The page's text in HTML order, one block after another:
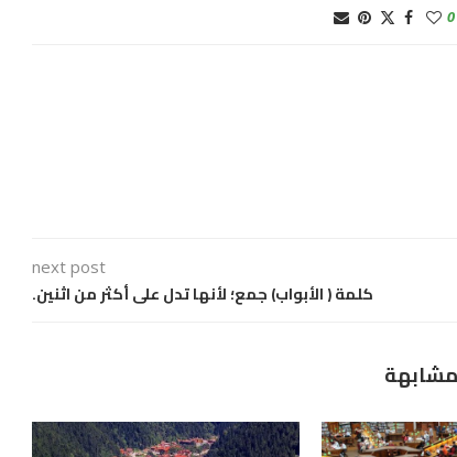
0
next post
كلمة ( الأبواب) جمع؛ لأنها تدل على أكثر من اثنين.